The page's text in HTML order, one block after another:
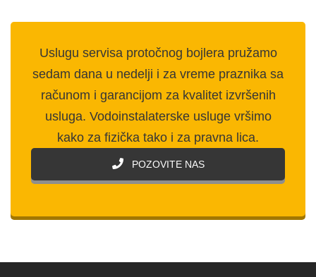
Uslugu servisa protočnog bojlera pružamo
sedam dana u nedelji i za vreme praznika sa
računom i garancijom za kvalitet izvršenih
usluga. Vodoinstalaterske usluge vršimo
kako za fizička tako i za pravna lica.
POZOVITE NAS